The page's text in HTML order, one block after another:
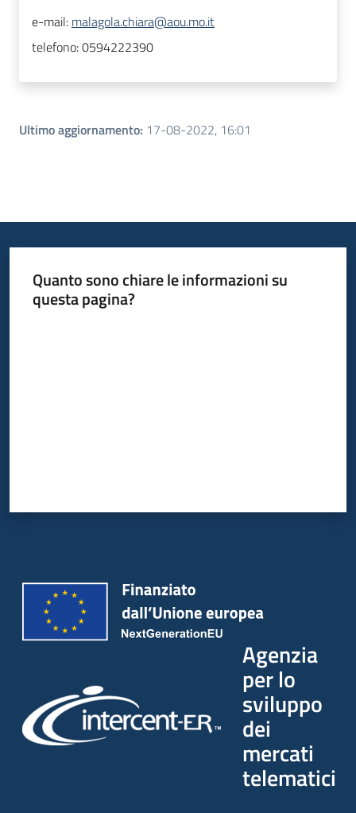
e-mail: malagola.chiara@aou.mo.it
telefono:0594222390
Ultimo aggiornamento: 17-08-2022, 16:01
Quanto sono chiare le informazioni su
questa pagina?
Agenzia
per lo
sviluppo
dei
mercati
telematici